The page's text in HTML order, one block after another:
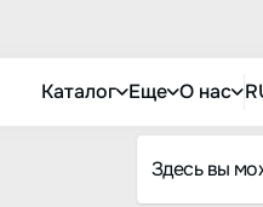
Каталог Еще О нас
Здесь вы